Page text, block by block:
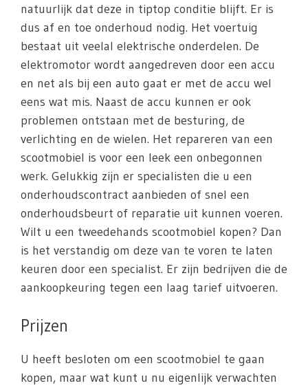
natuurlijk dat deze in tiptop conditie blijft. Er is
dus af en toe onderhoud nodig. Het voertuig
bestaat uit veelal elektrische onderdelen. De
elektromotor wordt aangedreven door een accu
en net als bij een auto gaat er met de accu wel
eens wat mis. Naast de accu kunnen er ook
problemen ontstaan met de besturing, de
verlichting en de wielen. Het repareren van een
scootmobiel is voor een leek een onbegonnen
werk. Gelukkig zijn er specialisten die u een
onderhoudscontract aanbieden of snel een
onderhoudsbeurt of reparatie uit kunnen voeren.
Wilt u een tweedehands scootmobiel kopen? Dan
is het verstandig om deze van te voren te laten
keuren door een specialist. Er zijn bedrijven die de
aankoopkeuring tegen een laag tarief uitvoeren.
Prijzen
U heeft besloten om een scootmobiel te gaan
kopen, maar wat kunt u nu eigenlijk verwachten